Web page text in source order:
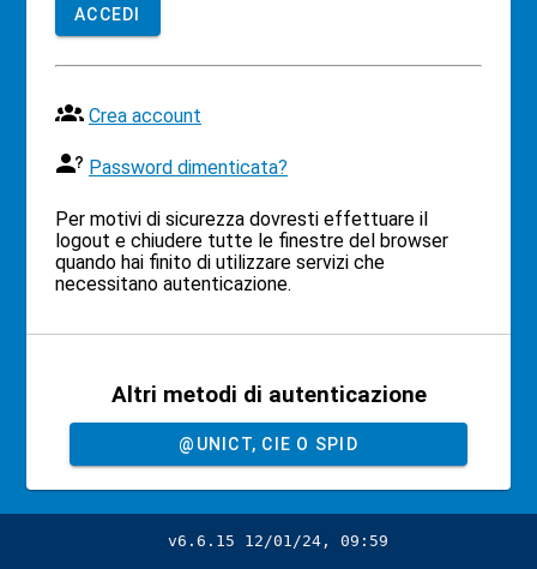
ACCEDI
Crea account
Password dimenticata?
Per motivi di sicurezza dovresti effettuare il
logout e chiudere tutte le finestre del browser
quando hai finito di utilizzare servizi che
necessitano autenticazione.
Altri metodi di autenticazione
@UNICT, CIE O SPID
v6.6.15 12/01/24, 09:59